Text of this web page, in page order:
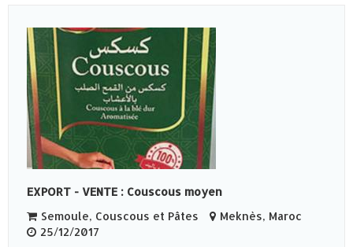
EXPORT - VENTE : Couscous moyen
Semoule, Couscous et Pâtes
Meknès‎, Maroc
25/12/2017